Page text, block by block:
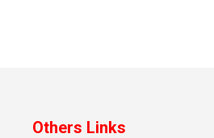
Others Links